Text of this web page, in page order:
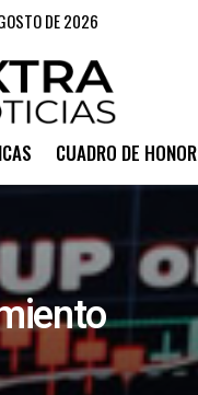
DE 2026
CUADRO DE HONOR